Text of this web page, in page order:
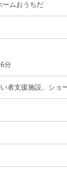
ムおうちだ
分
者支援施設、ショ